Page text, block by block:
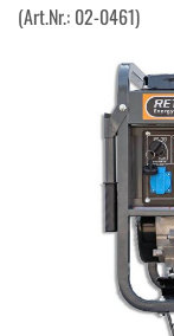
(Art.Nr.: 02-0461)